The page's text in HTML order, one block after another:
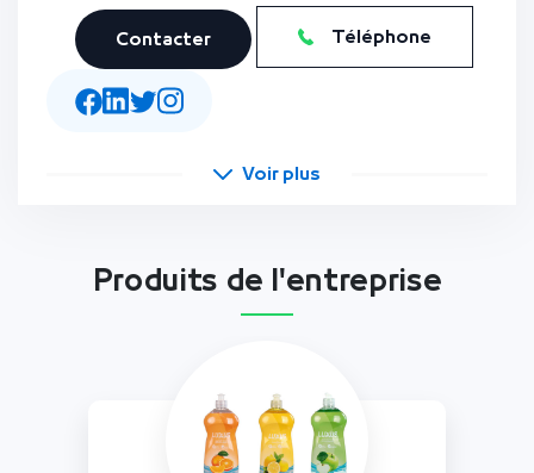
Contacter Téléphone
Voir plus
Produits de l'entreprise